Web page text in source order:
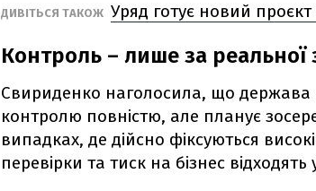
ДИВІТЬСЯ ТАКОЖ Уряд готує новий
Контроль – лише за реальної
Свириденко наголосила, що держава
контролю повністю, але планує
випадках, де дійсно фіксуються
перевірки та тиск на бізнес